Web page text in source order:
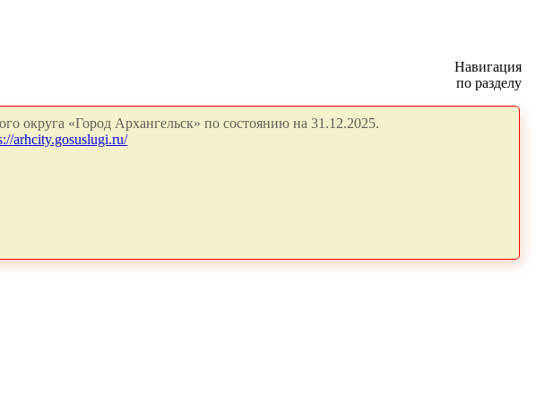
Навигация
по разделу
округа «Город Архангельск» по состоянию на 31.12.2025.
arhcity.gosuslugi.ru/